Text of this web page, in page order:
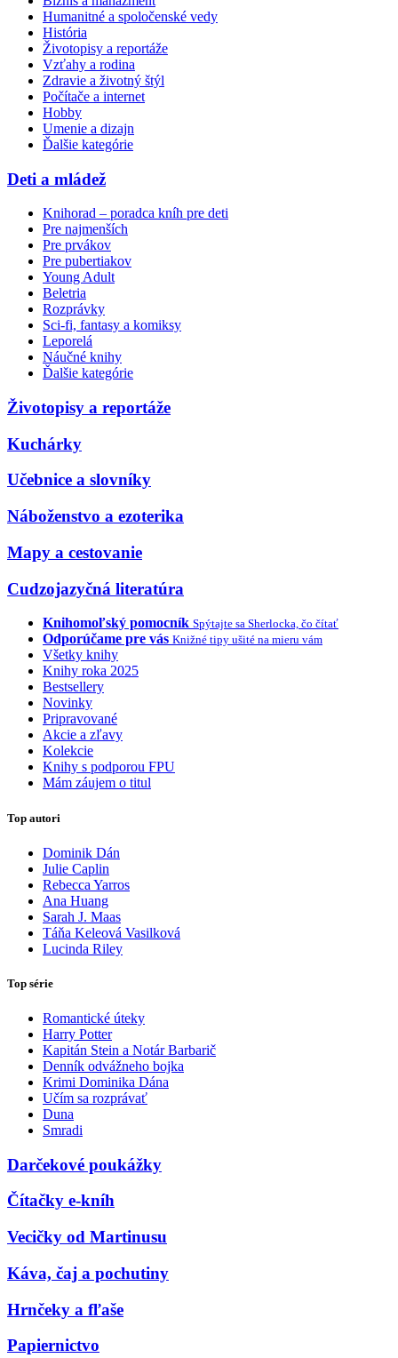
Humanitné a spoločenské vedy
História
Životopisy a reportáže
Vzťahy a rodina
Zdravie a životný štýl
Počítače a internet
Hobby
Umenie a dizajn
Ďalšie kategórie
Deti a mládež
Knihorad – poradca kníh pre deti
Pre najmenších
Pre prvákov
Pre pubertiakov
Young Adult
Beletria
Rozprávky
Sci-fi, fantasy a komiksy
Leporelá
Náučné knihy
Ďalšie kategórie
Životopisy a reportáže
Kuchárky
Učebnice a slovníky
Náboženstvo a ezoterika
Mapy a cestovanie
Cudzojazyčná literatúra
Knihomoľský pomocník Spýtajte sa Sherlocka, čo čítať
Odporúčame pre vás Knižné tipy ušité na mieru vám
Všetky knihy
Knihy roka 2025
Bestsellery
Novinky
Pripravované
Akcie a zľavy
Kolekcie
Knihy s podporou FPU
Mám záujem o titul
Top autori
Dominik Dán
Julie Caplin
Rebecca Yarros
Ana Huang
Sarah J. Maas
Táňa Keleová Vasilková
Lucinda Riley
Top série
Romantické úteky
Harry Potter
Kapitán Stein a Notár Barbarič
Denník odvážneho bojka
Krimi Dominika Dána
Učím sa rozprávať
Duna
Smradi
Darčekové poukážky
Čítačky e-kníh
Vecičky od Martinusu
Káva, čaj a pochutiny
Hrnčeky a fľaše
Papiernictvo